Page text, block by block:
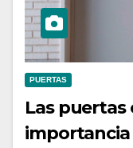
PUERTAS
Las
importancia